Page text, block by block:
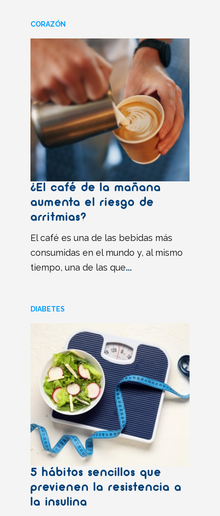
CORAZÓN
¿El café de la mañana
aumenta el riesgo de
arritmias?
El café es una de las bebidas más
consumidas en el mundo y, al mismo
tiempo, una de las que...
DIABETES
5 hábitos sencillos que
previenen la resistencia a
la insulina